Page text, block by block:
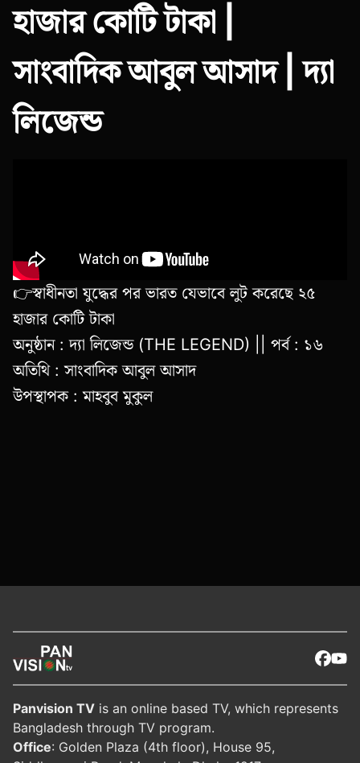
হাজার কোটি টাকা |
সাংবাদিক আবুল আসাদ | দ্যা
লিজেন্ড
👉স্বাধীনতা যুদ্ধের পর ভারত যেভাবে লুট করেছে ২৫
হাজার কোটি টাকা
অনুষ্ঠান : দ্যা লিজেন্ড (THE LEGEND) || পর্ব : ১৬
অতিথি : সাংবাদিক আবুল আসাদ
উপস্থাপক : মাহবুব মুকুল
Panvision TV is an online based TV, which represents
Bangladesh through TV program.
Office: Golden Plaza (4th floor), House 95,